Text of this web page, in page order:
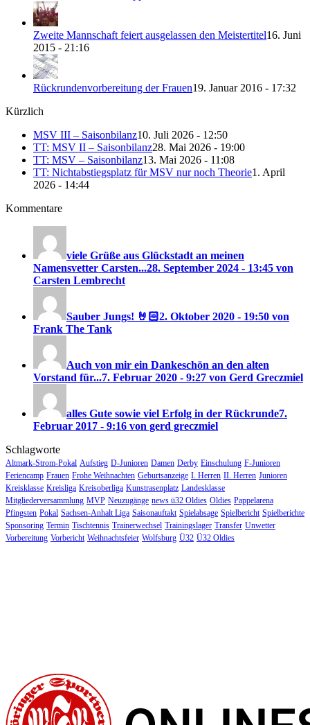
Zweite Mannschaft feiert ausgelassen den Meistertitel16. Juni
2015 - 21:16
Rückrundenvorbereitung der Frauen19. Januar 2016 - 17:32
Kürzlich
MSV III – Saisonbilanz10. Juli 2026 - 12:50
TT: MSV II – Saisonbilanz28. Mai 2026 - 19:00
TT: MSV – Saisonbilanz13. Mai 2026 - 11:08
TT: Nichtabstiegsplatz für MSV nur noch Theorie1. April
2026 - 14:44
Kommentare
viele Grüße aus Glückstadt an meinen
Namensvetter Carsten...28. September 2024 - 13:45 von
Carsten Lembrecht
Sauber Jungs! 🤘🏻2. Oktober 2020 - 19:50 von
Frank The Tank
Auch von mir ein Dankeschön an den alten
Vorstand für...7. Februar 2020 - 9:27 von Gerd Greczmiel
alles Gute sowie viel Erfolg in der Rückrunde7.
Februar 2017 - 9:16 von gerd greczmiel
Schlagworte
Altmark-Strom-Pokal Aufstieg D-Junioren Damen Derby Einschulung F-Junioren
Feriencamp Frauen Frohe Weihnachten Geburtsanzeige I. Herren II. Herren Junioren
Kreisklasse Kreisliga Kreisoberliga Kunstrasenplatz Landesklasse
Mitgliederversammlung MVP Neuzugänge news ü32 Oldies Oldies Pappelarena
Pfingsten Pokal Sachsen-Anhalt Liga Saisonauftakt Spielabsage Spielbericht Spielberichte
Sponsoring Termin Tischtennis Trainerwechsel Trainingslager Transfer Unwetter
Vorbereitung Vorbericht Weihnachtsfeier Wolfsburg Ü32 Ü32 Oldies